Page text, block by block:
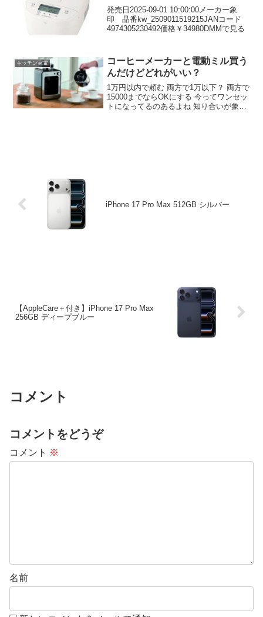
発売日2025-09-01 10:00:00メーカー象
印 品番kw_2509011519215JANコード
4974305230492価格￥34980DMMで見る
キッチン家電
コーヒーメーカーと電動ミル買う
んだけどどれがいい？
1万円以内で頼む 両方で1万以下？ 両方で
15000までならOKにする 今ってワンセッ
トになってるのあるよね 知り合いが象印
iPhone 17 Pro Max 512GB シルバー
【AppleCare＋付き】iPhone 17 Pro Max
256GB ディープブルー
コメント
コメントをどうぞ
コメント ※
名前